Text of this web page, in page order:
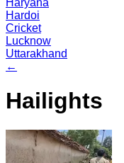
Haryana
Hardoi
Cricket
Lucknow
Uttarakhand
←
Hailights